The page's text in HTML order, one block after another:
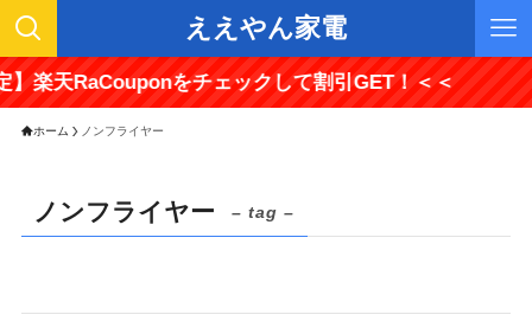
ええやん家電
楽天RaCouponをチェックして割引GET！＜＜
ホーム ノンフライヤー
ノンフライヤー – tag –